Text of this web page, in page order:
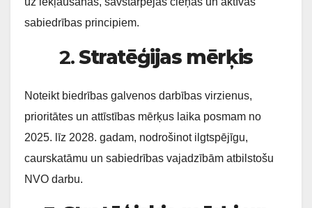
sabiedrības principiem.
2.Stratēģijas mērķis
Noteikt biedrības galvenos darbības virzienus,
prioritātes un attīstības mērķus laika posmam no
2025. līz 2028. gadam, nodrošinot ilgtspējīgu,
caurskatāmu un sabiedrības vajadzībām atbilstošu
NVO darbu.